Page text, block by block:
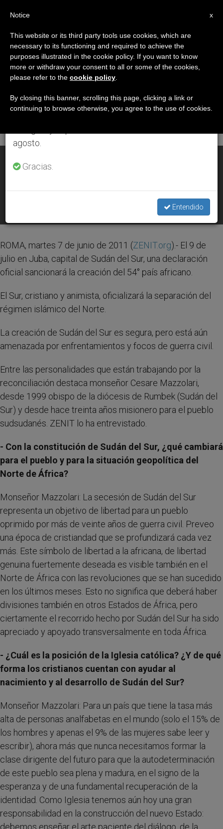
DÍA
Junio 7th, 2011
ÚLTIMAS NOTICIAS
JUN 07, 2011 00:00
ROMA, martes 7 de junio de 2011 (ZENIT.org).- El 9 de
julio en Juba, capital de Sudán del Sur, una declaración
oficial sancionará la creación del 54° país africano.
El Sur, cristiano y animista, oficializará la separación del
régimen islámico del Norte.
La creación de Sudán del Sur es segura, pero está aún
amenazada por enfrentamientos y focos de guerra civil.
Entre las personalidades que están trabajando por la
reconciliación destaca monseñor Cesare Mazzolari,
desde 1999 obispo de la diócesis de Rumbek (Sudán del
Sur) y desde hace treinta años misionero para el pueblo
sudsudanés. ZENIT lo ha entrevistado.
- Con la constitución de Sudán del Sur, ¿qué cambiará
para el pueblo y para la situación geopolítica del
Norte de África?
Monseñor Mazzolari: La secesión de Sudán del Sur
representa un objetivo de libertad para un pueblo
oprimido por más de veinte años de guerra civil. Preveo
una época de cristiandad que se profundizará cada vez
más. Este símbolo de libertad a la africana, de libertad
genuina fuertemente deseada es visible también en el
Norte de África con las revoluciones que se han sucedido
en los últimos meses. Esto no significa que deberá haber
divisiones también en otros Estados de África, pero
ciertamente el recorrido hecho por Sudán del Sur ha sido
apreciado y apoyado transversalmente en toda África.
- ¿Cuál es la posición de la Iglesia católica? ¿Y de qué
forma los cristianos cuentan con ayudar al
nacimiento y al desarrollo de Sudán del Sur?
Monseñor Mazzolari: Para un país que tiene la tasa más
alta de personas analfabetas en el mundo (solo el 15% de
los hombres y apenas el 9% de las mujeres sabe leer y
escribir), ahora más que nunca necesitamos formar la
clase dirigente del futuro para que la autodeterminación
de este pueblo sea plena y madura, en el signo de la
esperanza y de una fundamental recuperación de la
identidad. Como Iglesia tenemos aún hoy una gran
responsabilidad en la construcción del nuevo Estado:
debemos enseñar el arte paciente del diálogo, de la
×
Aviso importante
Del 27 de julio al 7 de agosto haremos la pausa
anual, aprovechando que en el periodo de verano
se generan menos informaciones y también el
agosto.
Gracias.
Entendido
x
Notice
This website or its third party tools use cookies, which are
necessary to its functioning and required to achieve the
purposes illustrated in the cookie policy. If you want to know
more or withdraw your consent to all or some of the cookies,
please refer to the cookie policy
By closing this banner, scrolling this page, clicking a link or
continuing to browse otherwise, you agree to the use of cookies.